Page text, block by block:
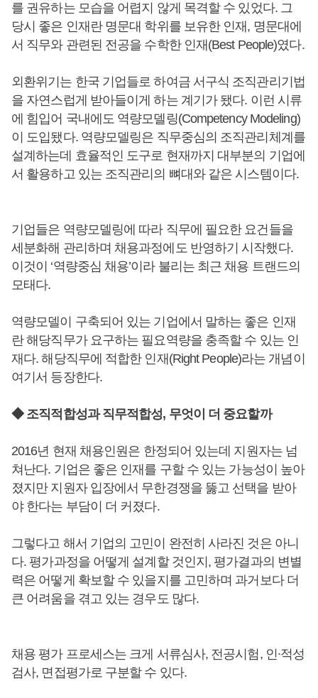
를 권유하는 모습을 어렵지 않게 목격할 수 있었다. 그
당시 좋은 인재란 명문대 학위를 보유한 인재, 명문대에
서 직무와 관련된 전공을 수학한 인재(Best People)였다.
외환위기는 한국 기업들로 하여금 서구식 조직관리기법
을 자연스럽게 받아들이게 하는 계기가 됐다. 이런 시류
에 힘입어 국내에도 역량모델링(Competency Modeling)
이 도입됐다. 역량모델링은 직무중심의 조직관리체계를
설계하는데 효율적인 도구로 현재까지 대부분의 기업에
서 활용하고 있는 조직관리의 뼈대와 같은 시스템이다.
기업들은 역량모델링에 따라 직무에 필요한 요건들을
세분화해 관리하며 채용과정에도 반영하기 시작했다.
이것이 ‘역량중심 채용’이라 불리는 최근 채용 트랜드의
모태다.
역량모델이 구축되어 있는 기업에서 말하는 좋은 인재
란 해당직무가 요구하는 필요역량을 충족할 수 있는 인
재다. 해당직무에 적합한 인재(Right People)라는 개념이
여기서 등장한다.
◆ 조직적합성과 직무적합성, 무엇이 더 중요할까
2016년 현재 채용인원은 한정되어 있는데 지원자는 넘
쳐난다. 기업은 좋은 인재를 구할 수 있는 가능성이 높아
졌지만 지원자 입장에서 무한경쟁을 뚫고 선택을 받아
야 한다는 부담이 더 커졌다.
그렇다고 해서 기업의 고민이 완전히 사라진 것은 아니
다. 평가과정을 어떻게 설계할 것인지, 평가결과의 변별
력은 어떻게 확보할 수 있을지를 고민하며 과거보다 더
큰 어려움을 겪고 있는 경우도 많다.
채용 평가 프로세스는 크게 서류심사, 전공시험, 인∙적성
검사, 면접평가로 구분할 수 있다.